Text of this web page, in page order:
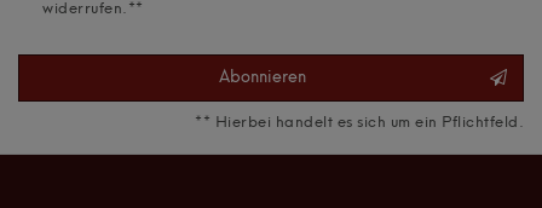
widerrufen.**
Abonnieren
** Hierbei handelt es sich um ein Pflichtfeld.